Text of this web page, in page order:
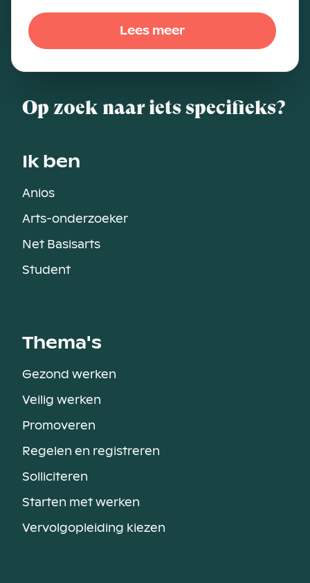
Lees meer
Op zoek naar iets specifieks?
Ik ben
Anios
Arts-onderzoeker
Net Basisarts
Student
Thema's
Gezond werken
Veilig werken
Promoveren
Regelen en registreren
Solliciteren
Starten met werken
Vervolgopleiding kiezen